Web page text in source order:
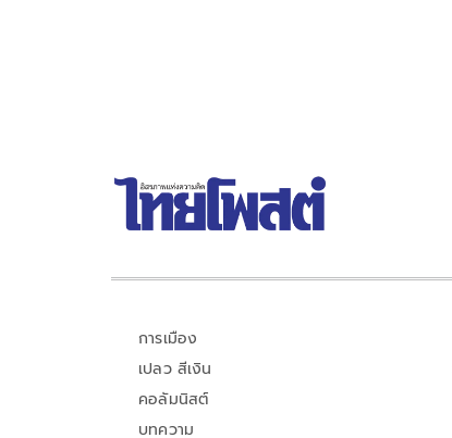
การเมือง
เปลว สีเงิน
คอลัมนิสต์
บทความ